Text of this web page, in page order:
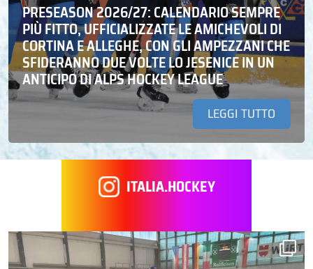
PRESEASON 2026/27: CALENDARIO SEMPRE
PIÙ FITTO, UFFICIALIZZATE LE AMICHEVOLI DI
CORTINA E ALLEGHE, CON GLI AMPEZZANI CHE
SFIDERANNO DUE VOLTE LO JESENICE IN UN
ANTICIPO DI ALPS HOCKEY LEAGUE
LEGGI TUTTO
ITALIA.HOCKEY